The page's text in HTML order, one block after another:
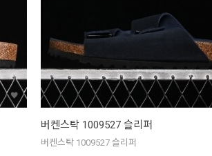
버켄스탁 1009527 슬리퍼
버켄스탁 1009527 슬리퍼